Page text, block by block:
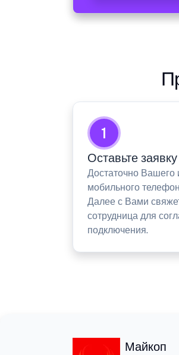
1
Оставьте заявку
Достаточно
мобильного
Далее с Вами
сотрудница для
подключения.
Майкоп